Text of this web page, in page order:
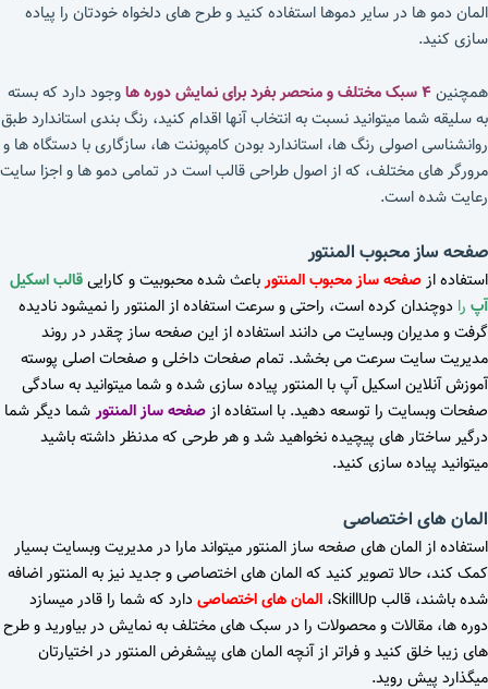
المان دمو ها در سایر دموها استفاده کنید و طرح های دلخواه خودتان را پیاده
سازی کنید.
همچنین
وجود دارد که بسته
به سلیقه شما میتوانید نسبت به انتخاب آنها اقدام کنید، رنگ بندی استاندارد طبق
روانشناسی اصولی رنگ ها، استاندارد بودن کامپوننت ها، سازگاری با دستگاه ها و
مرورگر های مختلف، که از اصول طراحی قالب است در تمامی دمو ها و اجزا سایت
رعایت شده است.
صفحه ساز محبوب المنتور
استفاده ازصفحه ساز محبوب المنتورباعث شده محبوبیت و کاراییقالب اسکیل
آپ را دوچندان کرده است، راحتی و سرعت استفاده از المنتور را نمیشود نادیده
گرفت و مدیران وبسایت می دانند استفاده از این صفحه ساز چقدر در روند
مدیریت سایت سرعت می بخشد. تمام صفحات داخلی و صفحات اصلی پوسته
آموزش آنلاین اسکیل آپ با المنتور پیاده سازی شده و شما میتوانید به سادگی
صفحات وبسایت را توسعه دهید. با استفاده ازصفحه ساز المنتورشما دیگر شما
درگیر ساختار های پیچیده نخواهید شد و هر طرحی که مدنظر داشته باشید
میتوانید پیاده سازی کنید.
المان های اختصاصی
استفاده از المان های صفحه ساز المنتور میتواند مارا در مدیریت وبسایت بسیار
کمک کند، حالا تصویر کنید که المان های اختصاصی و جدید نیز به المنتور اضافه
شده باشند، قالب SkillUp،
المان های اختصاصیدارد که شما را قادر میسازد
دوره ها، مقالات و محصولات را در سبک های مختلف به نمایش در بیاورید و طرح
های زیبا خلق کنید و فراتر از آنچه المان های پیشفرض المنتور در اختیارتان
میگذارد پیش روید.